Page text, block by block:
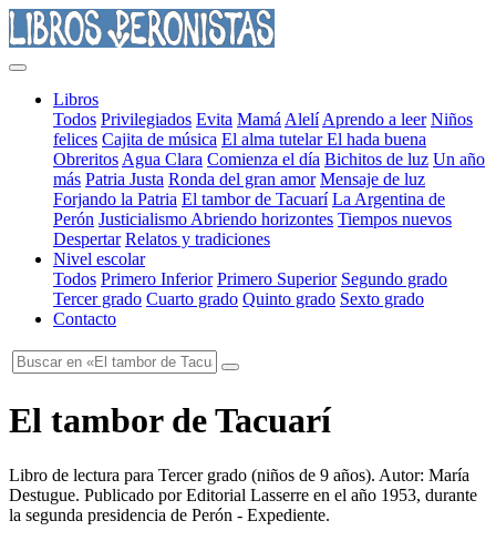
Libros
Todos Privilegiados Evita Mamá Alelí Aprendo a leer Niños
felices Cajita de música El alma tutelarEl hada buena
Obreritos Agua Clara Comienza el día Bichitos de luz Un año
más Patria Justa Ronda del gran amor Mensaje de luz
Forjando la Patria El tambor de Tacuarí La Argentina de
Perón Justicialismo Abriendo horizontes Tiempos nuevos
Despertar Relatos y tradiciones
Nivel escolar
Todos Primero Inferior Primero Superior Segundo grado
Tercer grado Cuarto grado Quinto grado Sexto grado
Contacto
El tambor de Tacuarí
Libro de lectura para Tercer grado (niños de 9 años). Autor: María
Destugue. Publicado porEditorial Lasserre en el año 1953, durante
la segunda presidencia de Perón - Expediente.